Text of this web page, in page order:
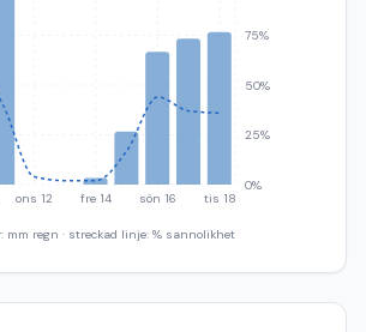
ons 12 fre 14 sön 16 tis 18
0%
25%
50%
75%
mm regn · streckad linje: % sannolikhet